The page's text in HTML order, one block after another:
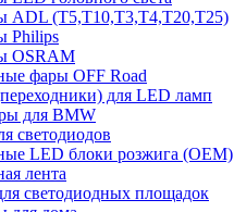
ADL (T5,T10,T3,T4,T20,T25)
Philips
OSRAM
фары OFF Road
для LED ламп
для BMW
светодиодов
LED блоки розжига (OEM)
лента
светодиодных площадок